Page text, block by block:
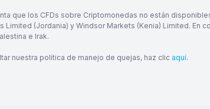
que los CFDs sobre Criptomonedas no están
Limited (Jordania) y Windsor Markets (Kenia) Limited. En
e Irak.
nuestra política de manejo de quejas, haz clic aquí.